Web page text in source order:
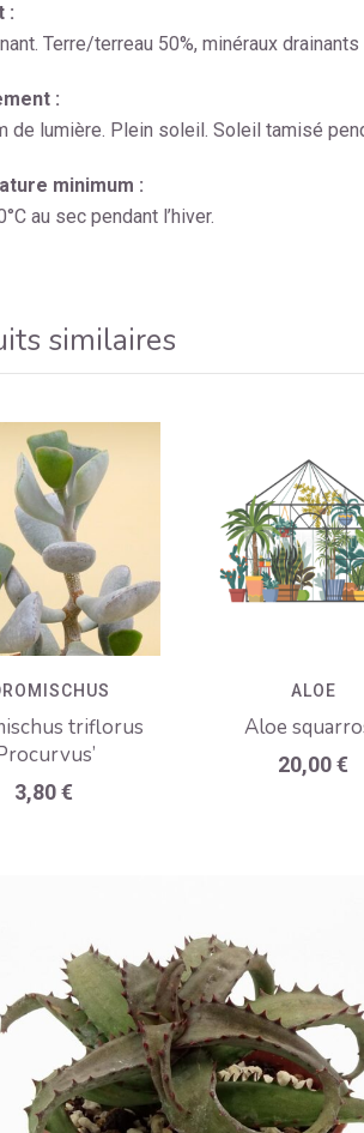
:
Terre/terreau 50%, minéraux drainants
:
de lumière. Plein soleil. Soleil tamisé
minimum :
au sec pendant l’hiver.
similaires
triflorus
3,80€
ALOE
Aloe
20,00€